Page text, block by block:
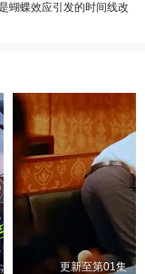
蝴蝶效应引发的时间线改
更新至第01集